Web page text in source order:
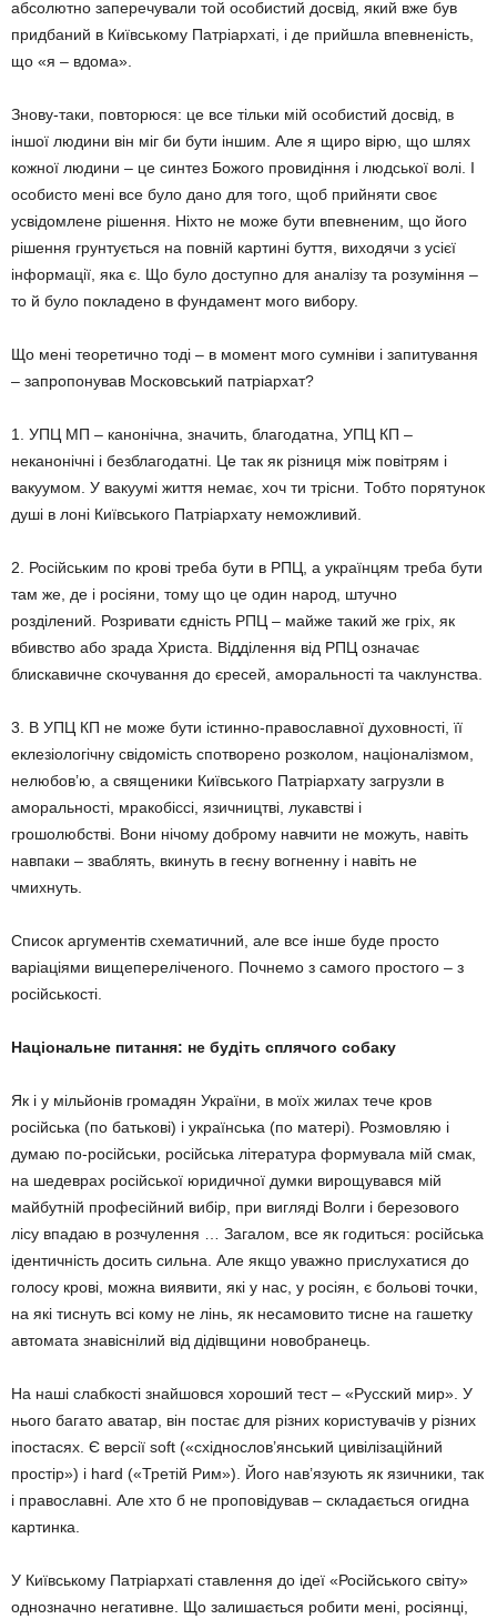
абсолютно заперечували той особистий досвід, який вже був
придбаний в Київському Патріархаті, і де прийшла впевненість,
що «я – вдома».
Знову-таки, повторюся: це все тільки мій особистий досвід, в
іншої людини він міг би бути іншим. Але я щиро вірю, що шлях
кожної людини – це синтез Божого провидіння і людської волі. І
особисто мені все було дано для того, щоб прийняти своє
усвідомлене рішення. Ніхто не може бути впевненим, що його
рішення грунтується на повній картині буття, виходячи з усієї
інформації, яка є. Що було доступно для аналізу та розуміння –
то й було покладено в фундамент мого вибору.
Що мені теоретично тоді – в момент мого сумніви і запитування
– запропонував Московський патріархат?
1. УПЦ МП – канонічна, значить, благодатна, УПЦ КП –
неканонічні і безблагодатні. Це так як різниця між повітрям і
вакуумом. У вакуумі життя немає, хоч ти трісни. Тобто порятунок
душі в лоні Київського Патріархату неможливий.
2. Російським по крові треба бути в РПЦ, а українцям треба бути
там же, де і росіяни, тому що це один народ, штучно
розділений. Розривати єдність РПЦ – майже такий же гріх, як
вбивство або зрада Христа. Відділення від РПЦ означає
блискавичне скочування до єресей, аморальності та чаклунства.
3. В УПЦ КП не може бути істинно-православної духовності, її
еклезіологічну свідомість спотворено розколом, націоналізмом,
нелюбов’ю, а священики Київського Патріархату загрузли в
аморальності, мракобіссі, язичництві, лукавстві і
грошолюбстві. Вони нічому доброму навчити не можуть, навіть
навпаки – зваблять, вкинуть в геєну вогненну і навіть не
чмихнуть.
Список аргументів схематичний, але все інше буде просто
варіаціями вищепереліченого. Почнемо з самого простого – з
російськості.
Національне питання: не будіть сплячого собаку
Як і у мільйонів громадян України, в моїх жилах тече кров
російська (по батькові) і українська (по матері). Розмовляю і
думаю по-російськи, російська література формувала мій смак,
на шедеврах російської юридичної думки вирощувався мій
майбутній професійний вибір, при вигляді Волги і березового
лісу впадаю в розчулення … Загалом, все як годиться: російська
ідентичність досить сильна. Але якщо уважно прислухатися до
голосу крові, можна виявити, які у нас, у росіян, є больові точки,
на які тиснуть всі кому не лінь, як несамовито тисне на гашетку
автомата знавіснілий від дідівщини новобранець.
На наші слабкості знайшовся хороший тест – «Русский мир». У
нього багато аватар, він постає для різних користувачів у різних
іпостасях. Є версії soft («східнослов’янський цивілізаційний
простір») і hard («Третій Рим»). Його нав’язують як язичники, так
і православні. Але хто б не проповідував – складається огидна
картинка.
У Київському Патріархаті ставлення до ідеї «Російського світу»
однозначно негативне. Що залишається робити мені, росіянці,